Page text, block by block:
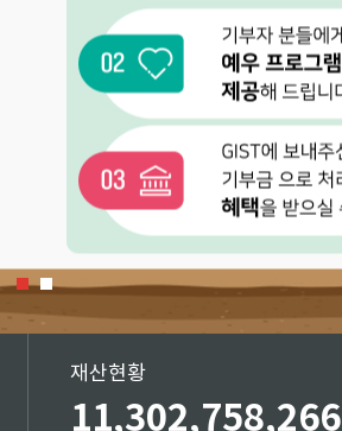
기부금영수증 발급요청
재산현황
11,302,758,266